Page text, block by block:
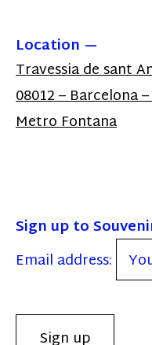
Location
Travessia de sant
08012 – Barcelona
Metro Fontana
Sign up to
Email address: